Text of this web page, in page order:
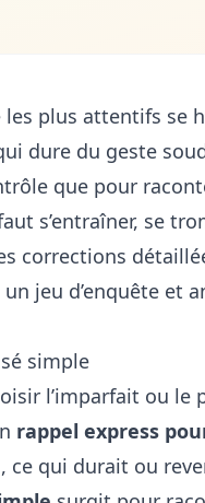
les plus attentifs se
dure du geste
que pour
s’entraîner, se
corrections
jeu d’enquête et
simple
l’imparfait ou le
rappel express
qui durait ou